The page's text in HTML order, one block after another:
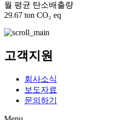
월 평균 탄소배출량
29.67 ton CO₂ eq
고객지원
회사소식
보도자료
문의하기